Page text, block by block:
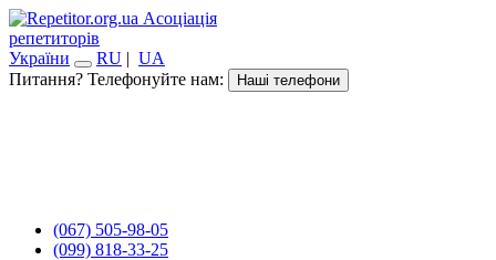
Асоціація
репетиторів
України
RU | UA
Питання? Телефонуйте нам:
Наші телефони
(067) 505-98-05
(099) 818-33-25